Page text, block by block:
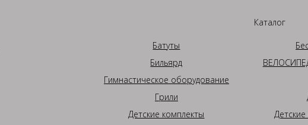
Каталог
Батуты
Бильярд
Гимнастическое оборудование
Грили
Детские комплекты